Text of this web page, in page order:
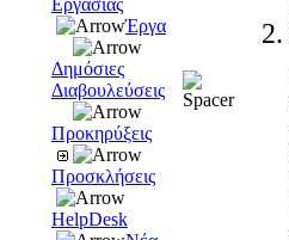
Εργασίας
Έργα
Δημόσιες
Διαβουλεύσεις
Προκηρύξεις
Προσκλήσεις
HelpDesk